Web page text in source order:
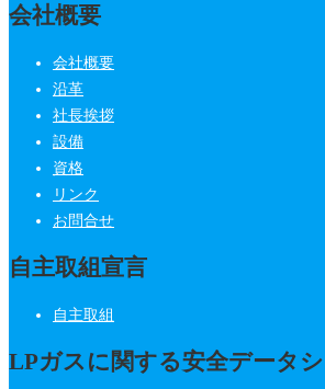
会社概要
会社概要
沿革
社長挨拶
設備
資格
リンク
お問合せ
自主取組宣言
自主取組
LPガスに関する安全データシ